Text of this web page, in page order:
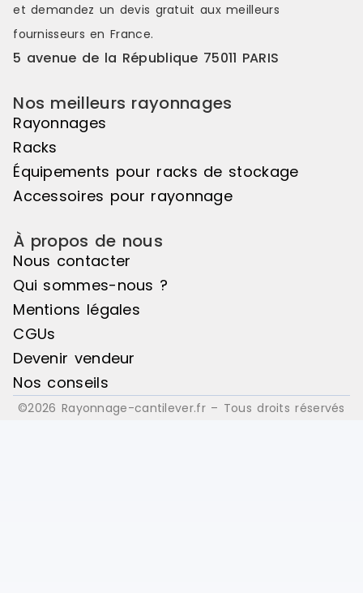
rigueurs de la cuisine
professionnelle, assurant ainsi une
utilisation continue et
intensive.AvantagesPolyvalence :
Adapté pour divers usages, du
d'utilisation : Mobile et facile à
manœuvrer dans tous les
espaces.Durabilité : Fabriqué en
maximale.Design optimisé : Conçu
pour s'adapter aux besoins des
professionnels.En conclusion, le
Rubbermaid est un allié
incontournable pour tous les chefs
et professionnels de la
gastronomie, offrant une solution
l'organisation de votre
RubbermaidHauteur du produit :
15,9 cmLargeur du produit : 43,8
cmProfondeur du produit : 43,8
cmMatériel : Polyéthylène (PE)
et demandez un devis gratuit aux meilleurs
fournisseurs en France.
5 avenue de la République 75011 PARIS
Nos meilleurs rayonnages
Rayonnages
Racks
Équipements pour racks de stockage
Accessoires pour rayonnage
À propos de nous
Nous contacter
Qui sommes-nous ?
Mentions légales
CGUs
Devenir vendeur
Nos conseils
©2026 Rayonnage-cantilever.fr – Tous droits réservés